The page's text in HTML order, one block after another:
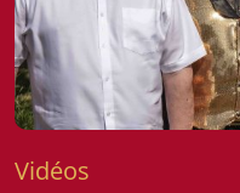
Vidéos